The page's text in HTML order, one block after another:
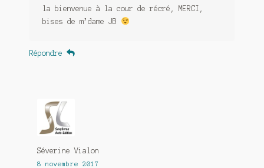
la bienvenue à la cour de récré, MERCI,
bises de m’dame JB
Répondre
Séverine Vialon
8 novembre 2017